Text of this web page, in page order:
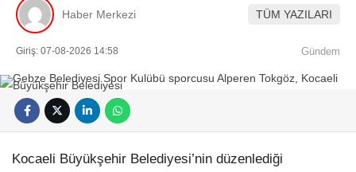
Haber Merkezi TÜM YAZILARI
Giriş: 07-08-2026 14:58 Gündem
Kocaeli Büyükşehir Belediyesi’nin düzenlediği